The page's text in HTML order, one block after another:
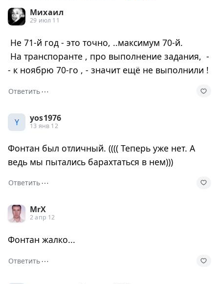
Михаил
29 июл 11
Не 71-й год - это точно, ..максимум 70-й.
На транспоранте , про выполнение задания, -
- к ноябрю 70-го , - значит ещё не выполнили !
Ответить⋯
Y yos1976
13 янв 12
Фонтан был отличный. (((( Теперь уже нет. А
ведь мы пытались барахтаться в нем)))
Ответить⋯
MrX
2 апр 12
Фонтан жалко...
Ответить⋯